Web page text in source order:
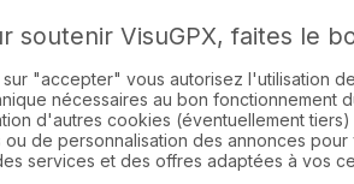
visite suivante, Château d'Ussé,
renaissance. La Louloute🐕 avait la
de visiter les intérieurs, cool. Un
la chapelle, les caves et les écuries.
et vraiment bien "balisé". Les thème
soutenir VisuGPX, faites le
sur "accepter" vous autorisez l'utilisation
nécessaires au bon fonctionnement
d'autres cookies (éventuellement
ou de personnalisation des annonces pour
services et des offres adaptées à vos